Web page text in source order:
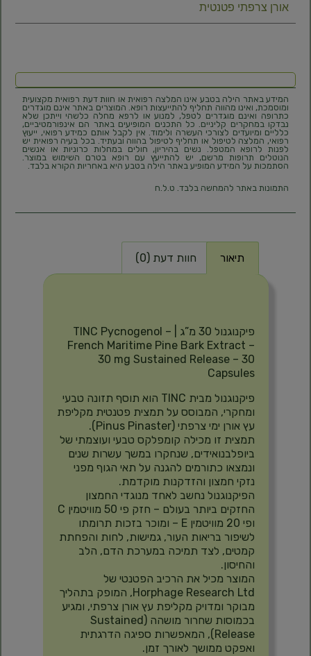
אורן צרפתי פטנטית
המידע באתר הילה בטבע אינו המלצה רפואית או חוות דעת רפואית מקצועית
ומוסמכת, ואינו מהווה תחליף להתייעצות רופא. המוצרים באתר אינם מוגדרים
כתרופה ואינם מוגדרים לטפל, למנוע או לרפא מחלה כלשהי וייתכן שלא
נבדקו במחקרים קליניים. כל התכנים המופיעים באתר הם אינפורמטיביים,
כלליים ומיועדים לצורכי העשרה ולימוד. אין לקבל אותם כמידע רפואי, ייעוץ
רפואי, המלצה לטיפול או תחליף לטיפול בהווה ובעתיד. בכל בעיה רפואית יש
לפנות לרופא המטפל. נשים בהיריון, חולים במחלות כרוניות או אנשים
הנוטלים תרופות מרשם, יש להתייעץ עם רופא בטרם השימוש במוצר.
הסתמכות על המידע המופיע באתר הילה בטבע היא באחריות הקורא בלבד.
התמונות באתר להמחשה בלבד. ט.ל.ח
תיאור חוות דעת (0)
פיקנוגנול 30 מ”ג | TINC Pycnogenol –
French Maritime Pine Bark Extract –
30 mg Sustained Release – 30
Capsules
פיקנוגנול מבית TINC הוא תוסף תזונה טבעי
ומחקרי, המבוסס על תמצית פטנטית מקליפת
עץ אורן ימי צרפתי (Pinus Pinaster).
תמצית זו מכילה קומפלקס טבעי ועוצמתי של
ביופלבנואידים, שנחקרו במשך עשרות שנים
ונמצאו כתורמים להגנה על תאי הגוף מפני
נזקי חמצון והזדקנות מוקדמת.
הפיקנוגנול נחשב לאחד מנוגדי החמצון
החזקים ביותר בעולם – חזק פי 50 מוויטמין C
ופי 20 מוויטמין E – ומוכר בזכות תרומתו
לשיפור בריאות העור, גמישות, לחות והפחתת
קמטים, לצד תמיכה במערכת הדם, הלב
והחיסון.
המוצר מכיל את הרכיב הפטנטי של
Horphage Research Ltd, המופק בתהליך
מבוקר ומדויק מקליפת עץ אורן צרפתי, ומגיע
בכמוסות שחרור מושהה (Sustained
Release), המאפשרות ספיגה הדרגתית
ואפקט ממושך לאורך זמן.